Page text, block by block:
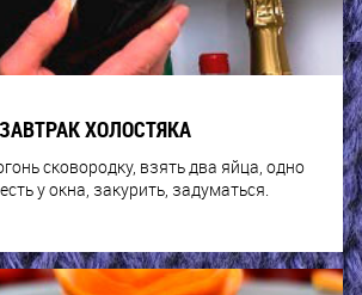
ЗАВТРАК ХОЛОСТЯКА
сковородку, взять два яйца, одно
у окна, закурить, задуматься.